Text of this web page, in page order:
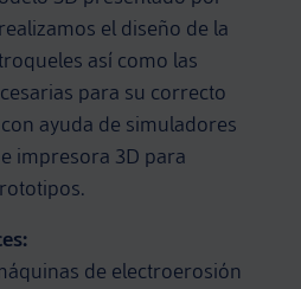
el diseño de la
así como las
para su correcto
ayuda de simuladores
impresora 3D para
de electroerosión